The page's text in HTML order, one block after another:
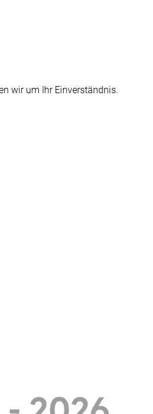
wir um Ihr Einverständnis.